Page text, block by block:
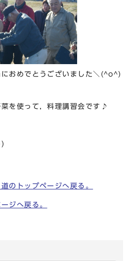
おめでとうございました＼(^o^)
を使って，料理講習会です♪
のトップページへ戻る。
ジへ戻る。